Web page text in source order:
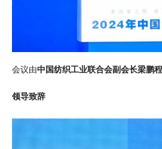
会议由中国纺织工业联合会副会长梁鹏程
领导致辞